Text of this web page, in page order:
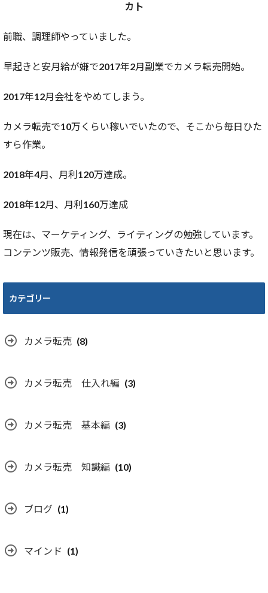
カト
前職、調理師やっていました。
早起きと安月給が嫌で2017年2月副業でカメラ転売開始。
2017年12月会社をやめてしまう。
カメラ転売で10万くらい稼いでいたので、そこから毎日ひた
すら作業。
2018年4月、月利120万達成。
2018年12月、月利160万達成
現在は、マーケティング、ライティングの勉強しています。
コンテンツ販売、情報発信を頑張っていきたいと思います。
カテゴリー
カメラ転売 (8)
カメラ転売 仕入れ編 (3)
カメラ転売 基本編 (3)
カメラ転売 知識編 (10)
ブログ (1)
マインド (1)